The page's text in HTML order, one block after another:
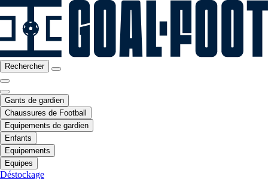
Rechercher
Gants de gardien
Chaussures de Football
Equipements de gardien
Enfants
Equipements
Equipes
Déstockage